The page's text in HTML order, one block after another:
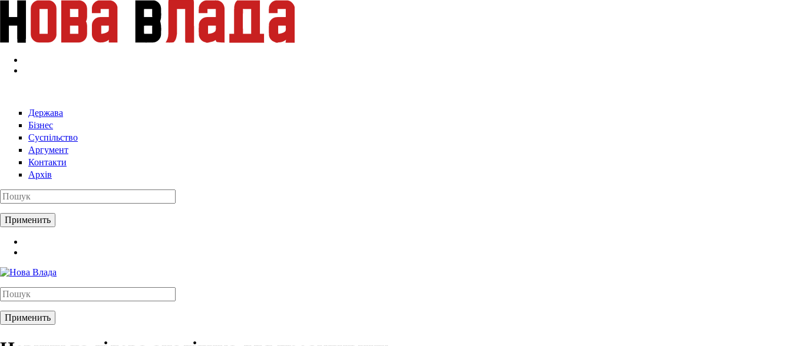
Перейти к основному содержанию
Держава
Бізнес
Суспільство
Аргумент
Контакти
Архів